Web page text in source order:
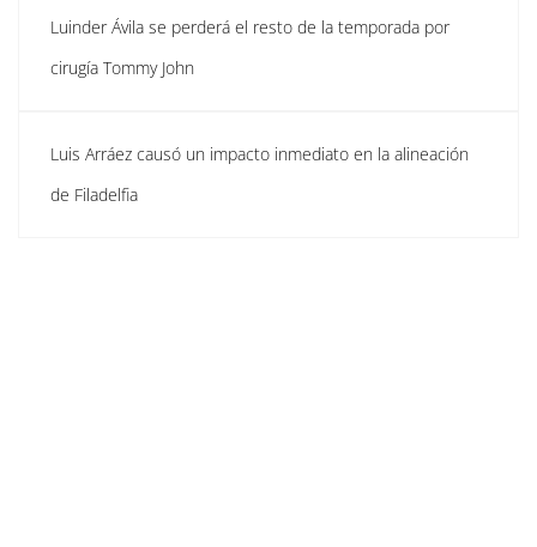
Luinder Ávila se perderá el resto de la temporada por
cirugía Tommy John
Luis Arráez causó un impacto inmediato en la alineación
de Filadelfia